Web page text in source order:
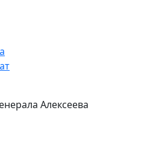
Алексеева